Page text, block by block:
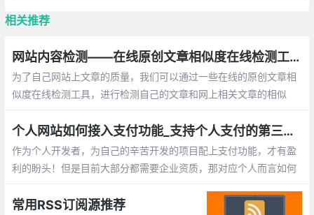
相关推荐
网站内容检测——在线原创文章相似度在线检测工具总汇
为了自己网站上文章的质量，我们可以通过一些在线的原创文章相
似度在线检测工具，进行检测自己的文章和网上相关文章的相似
个人网站如何接入支付功能_支持个人支付的第三方平台整理
作为个人开发者，为自己的辛苦开发的项目配上支付功能，才有盈
利的盼头！但是目前大部分都需要企业资质，那对应个人而言如何
第三方支付平台。
常用RSS订阅源推荐